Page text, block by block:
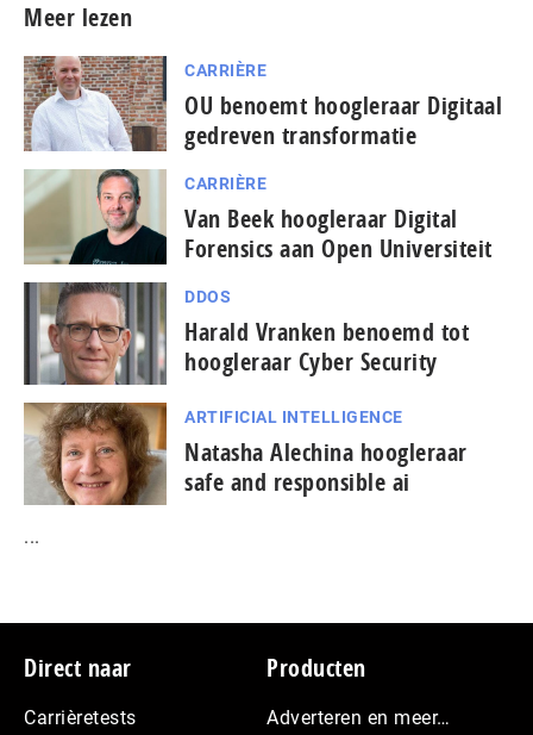
Meer lezen
CARRIÈRE
OU benoemt hoogleraar Digitaal
gedreven transformatie
CARRIÈRE
Van Beek hoogleraar Digital
Forensics aan Open Universiteit
DDOS
Harald Vranken benoemd tot
hoogleraar Cyber Security
ARTIFICIAL INTELLIGENCE
Natasha Alechina hoogleraar
safe and responsible ai
...
Footer
Direct naar
Carrièretests
Producten
Adverteren en meer…